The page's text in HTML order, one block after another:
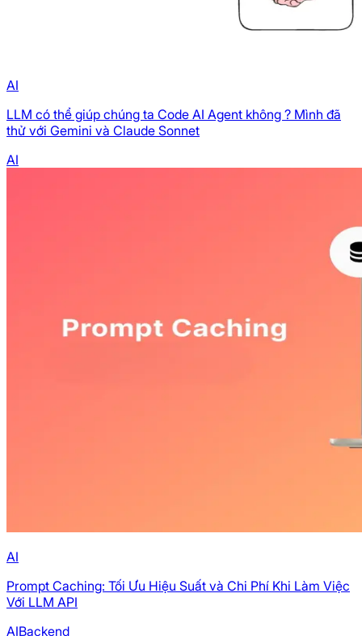
AI
LLM có thể giúp chúng ta Code AI Agent không ? Mình đã
thử với Gemini và Claude Sonnet
AI
AI
Prompt Caching: Tối Ưu Hiệu Suất và Chi Phí Khi Làm Việc
Với LLM API
AIBackend